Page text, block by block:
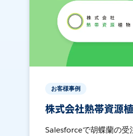
お客様事例
株式会社熱帯資源
Salesforceで胡蝶蘭の受